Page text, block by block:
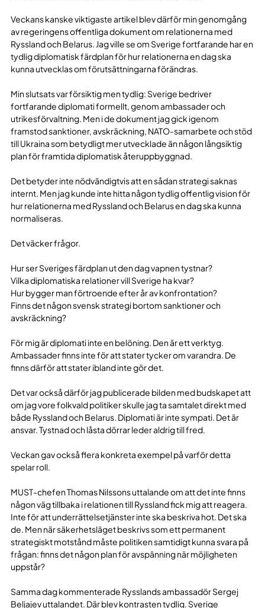
Veckans kanske viktigaste artikel blev därför min genomgång
av regeringens offentliga dokument om relationerna med
Ryssland och Belarus. Jag ville se om Sverige fortfarande har en
tydlig diplomatisk färdplan för hur relationerna en dag ska
kunna utvecklas om förutsättningarna förändras.
Min slutsats var försiktig men tydlig: Sverige bedriver
fortfarande diplomati formellt, genom ambassader och
utrikesförvaltning. Men i de dokument jag gick igenom
framstod sanktioner, avskräckning, NATO-samarbete och stöd
till Ukraina som betydligt mer utvecklade än någon långsiktig
plan för framtida diplomatisk återuppbyggnad.
Det betyder inte nödvändigtvis att en sådan strategi saknas
internt. Men jag kunde inte hitta någon tydlig offentlig vision för
hur relationerna med Ryssland och Belarus en dag ska kunna
normaliseras.
Det väcker frågor.
Hur ser Sveriges färdplan ut den dag vapnen tystnar?
Vilka diplomatiska relationer vill Sverige ha kvar?
Hur bygger man förtroende efter år av konfrontation?
Finns det någon svensk strategi bortom sanktioner och
avskräckning?
För mig är diplomati inte en belöning. Den är ett verktyg.
Ambassader finns inte för att stater tycker om varandra. De
finns därför att stater ibland inte gör det.
Det var också därför jag publicerade bilden med budskapet att
om jag vore folkvald politiker skulle jag ta samtalet direkt med
både Ryssland och Belarus. Diplomati är inte sympati. Det är
ansvar. Tystnad och låsta dörrar leder aldrig till fred.
Veckan gav också flera konkreta exempel på varför detta
spelar roll.
MUST-chefen Thomas Nilssons uttalande om att det inte finns
någon väg tillbaka i relationen till Ryssland fick mig att reagera.
Inte för att underrättelsetjänster inte ska beskriva hot. Det ska
de. Men när säkerhetsläget beskrivs som ett permanent
strategiskt motstånd måste politiken samtidigt kunna svara på
frågan: finns det någon plan för avspänning när möjligheten
uppstår?
Samma dag kommenterade Rysslands ambassadör Sergej
Beljajev uttalandet. Där blev kontrasten tydlig. Sverige